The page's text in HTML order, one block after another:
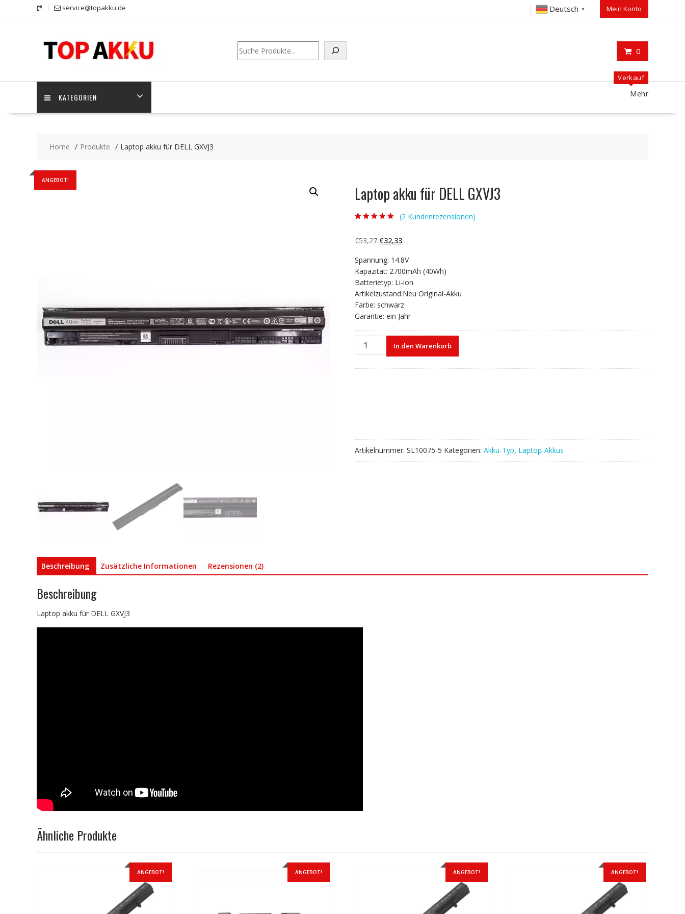
service@topakku.de Deutsch ▼ Mein Konto
0
Suchen
KATEGORIEN
Verkauf
Mehr
Home Produkte Laptop akku für DELL GXVJ3
ANGEBOT!
Laptop akku für DELL GXVJ3
basierend auf
Kundenbewertun
(2 Kundenrezensionen)
€53,27 Ursprünglicher
war:
€53,27
€32,33Aktueller
ist:
€32,33.
Spannung: 14.8V
Kapazität: 2700mAh (40Wh)
Batterietyp: Li-ion
Artikelzustand:Neu Original-Akku
Farbe: schwarz
Garantie: ein Jahr
Laptop
akku
In den Warenkorb
Artikelnummer: SL10075-5 Kategorien: Akku-Typ, Laptop-Akkus
Beschreibung Zusätzliche Informationen Rezensionen (2)
Beschreibung
Laptop akku für DELL GXVJ3
Ähnliche Produkte
ANGEBOT! ANGEBOT! ANGEBOT! ANGEBOT!